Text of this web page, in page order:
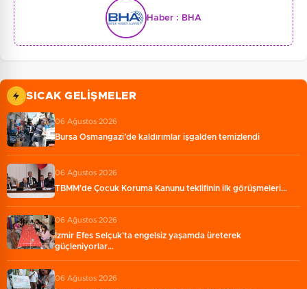
Haber : BHA
SICAK GELIŞMELER
06 Ağustos 2026
Bursa Osmangazi’de kaldırımlar işgalden temizlendi
06 Ağustos 2026
TBMM'de Çocuk Koruma Kanunu teklifinin ilk görüşmeleri…
06 Ağustos 2026
İzmir Efes Selçuk'ta engelsiz yaşamda üreterek
güçleniyorlar…
06 Ağustos 2026